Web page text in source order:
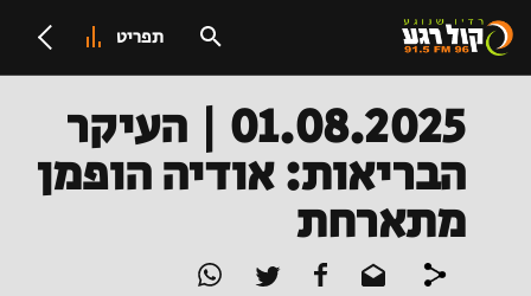
תפריט
01.08.2025 | העיקר
הבריאות: אודיה הופמן
מתארחת